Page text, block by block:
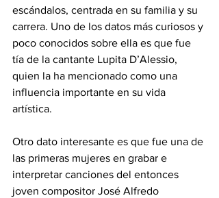
escándalos, centrada en su familia y su
carrera. Uno de los datos más curiosos y
poco conocidos sobre ella es que fue
tía de la cantante Lupita D’Alessio,
quien la ha mencionado como una
influencia importante en su vida
artística.
Otro dato interesante es que fue una de
las primeras mujeres en grabar e
interpretar canciones del entonces
joven compositor José Alfredo